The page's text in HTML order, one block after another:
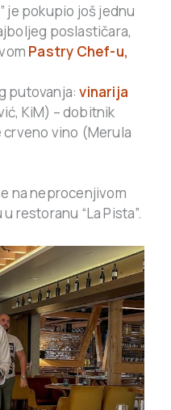
je pokupio još jednu
poslastičara,
Pastry Chef-u,
putovanja:vinarija
KiM) – dobitnik
vino (Merula
na neprocenjivom
restoranu “La Pista”.